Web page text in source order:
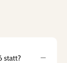
statt?